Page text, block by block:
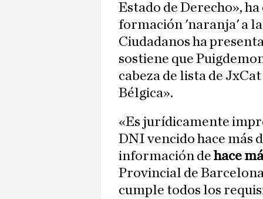
Estado de Derecho»,
formación 'naranja' a
Ciudadanos ha
sostiene que
cabeza de lista de
Bélgica».
«Es jurídicamente
DNI vencido hace más
información de hace
Provincial de
cumple todos los